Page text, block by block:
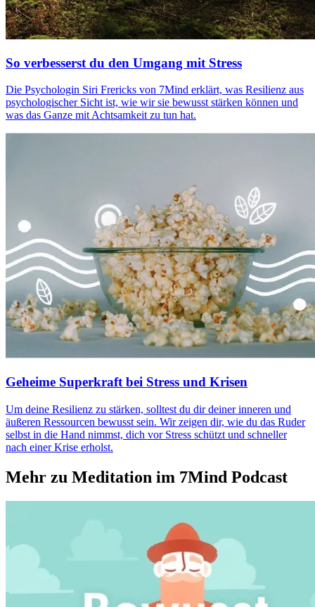
So verbesserst du den Umgang mit Stress
Die Psychologin Siri Frericks von 7Mind erklärt, was Resilienz aus
psychologischer Sicht ist, wie wir sie bewusst stärken können und
was das Ganze mit Achtsamkeit zu tun hat.
Geheime Superkraft bei Stress und Krisen
Um deine Resilienz zu stärken, solltest du dir deiner inneren und
äußeren Ressourcen bewusst sein. Wir zeigen dir, wie du das Ruder
selbst in die Hand nimmst, dich vor Stress schützt und schneller
nach einer Krise erholst.
Mehr zu Meditation im 7Mind Podcast